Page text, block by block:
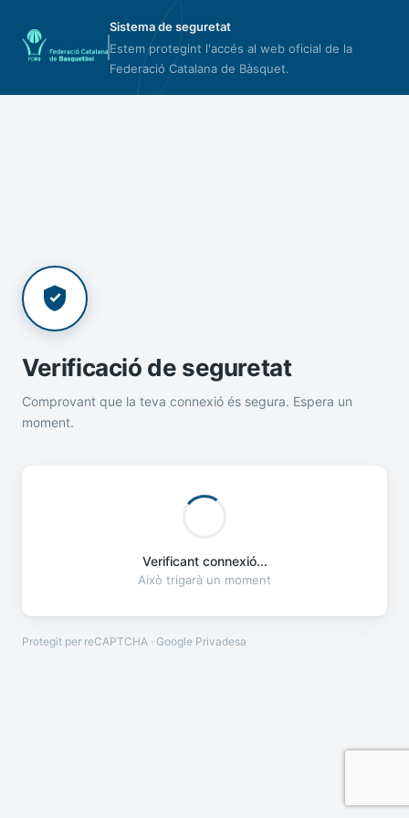
Sistema de seguretat
Estem protegint l'accés al web oficial de la
Federació Catalana de Bàsquet.
Verificació de seguretat
Comprovant que la teva connexió és segura. Espera un
moment.
Verificant connexió...
Això trigarà un moment
Protegit per reCAPTCHA · Google Privadesa